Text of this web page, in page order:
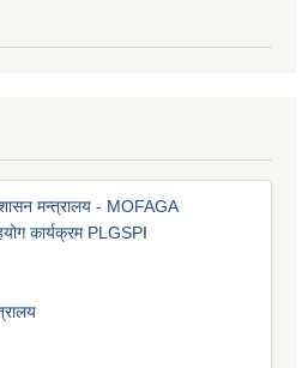
मन्त्रालय - MOFAGA
कार्यक्रम PLGSPI